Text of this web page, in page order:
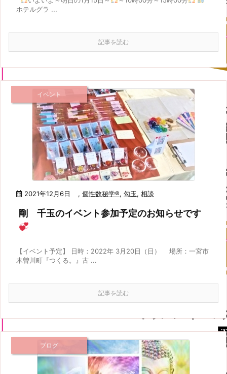
ホテルグラ ...
記事を読む
2021年12月6日
イベント
, 個性数秘学®, 勾玉, 相談
剛 千玉のイベント参加予定のお知らせです
【イベント予定】 日時：2022年 3月20日（日） 場所：一宮市
木曽川町『つくる。』古 ...
記事を読む
ブログ